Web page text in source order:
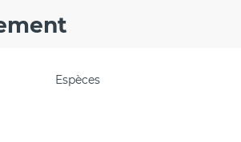
Espèces